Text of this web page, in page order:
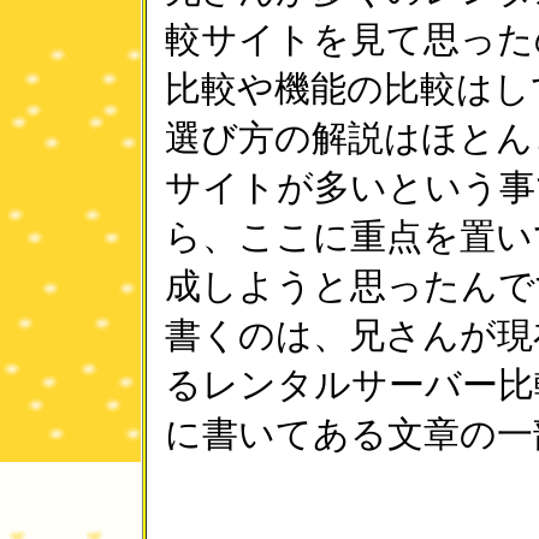
較サイトを見て思っ
比較や機能の比較は
選び方の解説はほと
サイトが多いという
ら、ここに重点を置
成しようと思ったん
書くのは、兄さんが
るレンタルサーバー
に書いてある文章の